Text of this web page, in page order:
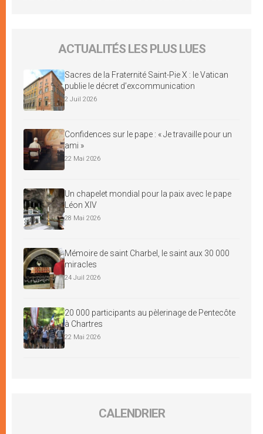
ACTUALITÉS LES PLUS LUES
Sacres de la Fraternité Saint-Pie X : le Vatican
publie le décret d’excommunication
2 Juil 2026
Confidences sur le pape : « Je travaille pour un
ami »
22 Mai 2026
Un chapelet mondial pour la paix avec le pape
Léon XIV
28 Mai 2026
Mémoire de saint Charbel, le saint aux 30 000
miracles
24 Juil 2026
20 000 participants au pèlerinage de Pentecôte
à Chartres
22 Mai 2026
CALENDRIER